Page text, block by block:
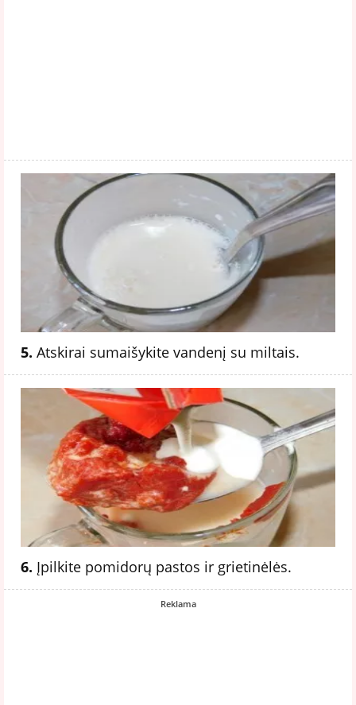
5. Atskirai sumaišykite vandenį su miltais.
6. Įpilkite pomidorų pastos ir grietinėlės.
Reklama